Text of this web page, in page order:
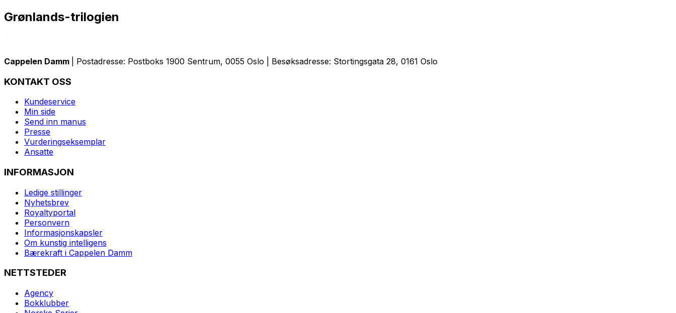
Grønlands-trilogien
Cappelen Damm | Postadresse: Postboks 1900 Sentrum, 0055 Oslo | Besøksadresse: Stortingsgata 28, 0161 Oslo
KONTAKT OSS
Kundeservice
Min side
Send inn manus
Presse
Vurderingseksemplar
Ansatte
INFORMASJON
Ledige stillinger
Nyhetsbrev
Royaltyportal
Personvern
Informasjonskapsler
Om kunstig intelligens
Bærekraft i Cappelen Damm
NETTSTEDER
Agency
Bokklubber